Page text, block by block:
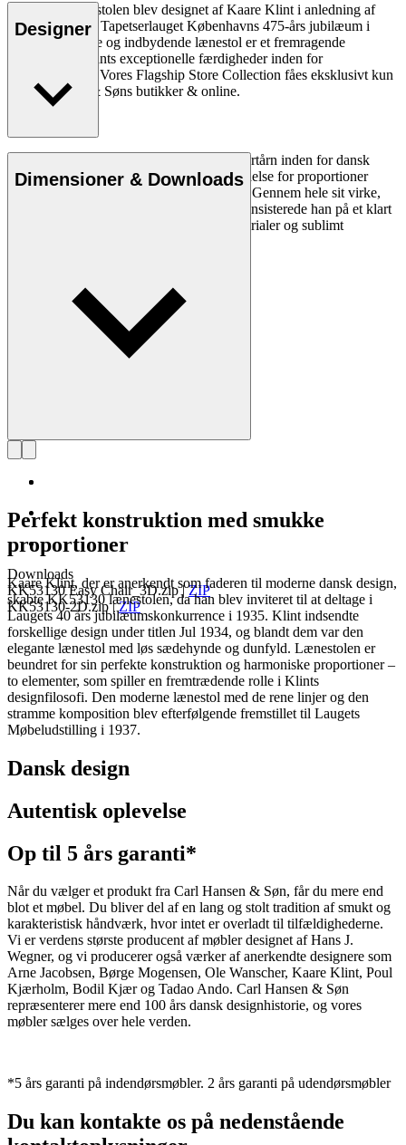
KK53130 lænestolen blev designet af Kaare Klint i anledning af
Sadelmager- og Tapetserlauget Københavns 475-års jubilæum i
1935. Den enkle og indbydende lænestol er et fremragende
eksempel på Klints exceptionelle færdigheder inden for
møbelpolstring. Vores Flagship Store Collection fåes eksklusivt kun
i Carl Hansen & Søns butikker & online.
Designer
Arkitekt Kaare Klint (1888-1954) var et fyrtårn inden for dansk
design og skabte med sin enestående forståelse for proportioner
fundamentet for Danish Modern-begrebet. Gennem hele sit virke,
hvor han skabte en stribe af designikoner, insisterede han på et klart
og logisk design, rene linjer, optimale materialer og sublimt
Dimensioner & Downloads
Downloads
KK53130 Easy Chair_3D.zip|ZIP
KK53130-2D.zip|ZIP
Perfekt konstruktion med smukke
proportioner
Kaare Klint, der er anerkendt som faderen til moderne dansk design,
skabte KK53130 lænestolen, da han blev inviteret til at deltage i
Laugets 40 års jubilæumskonkurrence i 1935. Klint indsendte
forskellige design under titlen Jul 1934, og blandt dem var den
elegante lænestol med løs sædehynde og dunfyld. Lænestolen er
beundret for sin perfekte konstruktion og harmoniske proportioner –
to elementer, som spiller en fremtrædende rolle i Klints
designfilosofi. Den moderne lænestol med de rene linjer og den
stramme komposition blev efterfølgende fremstillet til Laugets
Møbeludstilling i 1937.
Dansk design
Autentisk oplevelse
Op til 5 års garanti*
Når du vælger et produkt fra Carl Hansen & Søn, får du mere end
blot et møbel. Du bliver del af en lang og stolt tradition af smukt og
karakteristisk håndværk, hvor intet er overladt til tilfældighederne.
Vi er verdens største producent af møbler designet af Hans J.
Wegner, og vi producerer også værker af anerkendte designere som
Arne Jacobsen, Børge Mogensen, Ole Wanscher, Kaare Klint, Poul
Kjærholm, Bodil Kjær og Tadao Ando. Carl Hansen & Søn
repræsenterer mere end 100 års dansk designhistorie, og vores
møbler sælges over hele verden.
*5 års garanti på indendørsmøbler. 2 års garanti på udendørsmøbler
Du kan kontakte os på nedenstående